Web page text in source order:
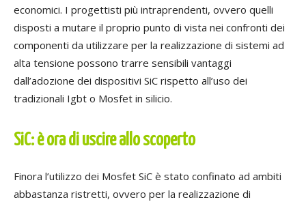
economici. I progettisti più intraprendenti, ovvero quelli
disposti a mutare il proprio punto di vista nei confronti dei
componenti da utilizzare per la realizzazione di sistemi ad
alta tensione possono trarre sensibili vantaggi
dall’adozione dei dispositivi SiC rispetto all’uso dei
tradizionali Igbt o Mosfet in silicio.
SiC: è ora di uscire allo scoperto
Finora l’utilizzo dei Mosfet SiC è stato confinato ad ambiti
abbastanza ristretti, ovvero per la realizzazione di